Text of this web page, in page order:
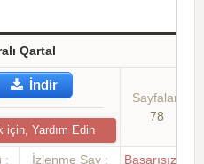
Qartal
İndir
için, Yardım Edin
Sayfalar:
78
:
İzlenme Say :
Başarısızlık